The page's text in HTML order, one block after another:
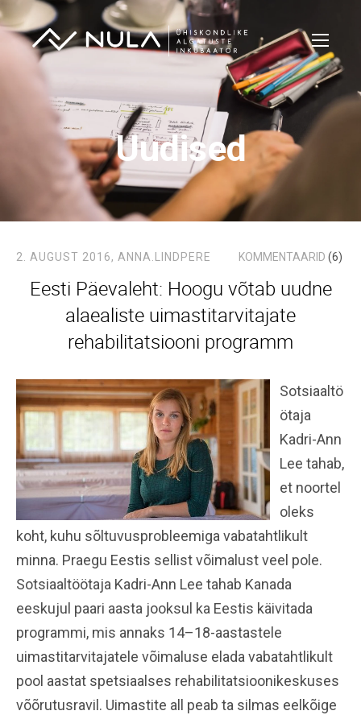
Uudised
2. AUGUST 2016, ANNA.LINDPERE KOMMENTAARID (6)
Eesti Päevaleht: Hoogu võtab uudne
alaealiste uimastitarvitajate
rehabilitatsiooni programm
Sotsiaaltö
ötaja
Kadri-Ann
Lee tahab,
et noortel
oleks
koht, kuhu sõltuvusprobleemiga vabatahtlikult
minna. Praegu Eestis sellist võimalust veel pole.
Sotsiaaltöötaja Kadri-Ann Lee tahab Kanada
eeskujul paari aasta jooksul ka Eestis käivitada
programmi, mis annaks 14–18-aastastele
uimasti­tarvitajatele võimaluse ­elada vabatahtlikult
pool aastat spetsiaalses rehabilitatsiooni­keskuses
võõrutusravil. Uimastite all peab ta silmas eelkõige